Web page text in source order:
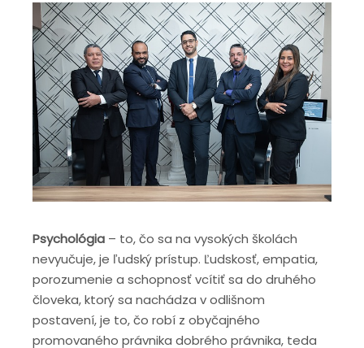
Psychológia – to, čo sa na vysokých školách
nevyučuje, je ľudský prístup. Ľudskosť, empatia,
porozumenie a schopnosť vcítiť sa do druhého
človeka, ktorý sa nachádza v odlišnom
postavení, je to, čo robí z obyčajného
promovaného právnika dobrého právnika, teda